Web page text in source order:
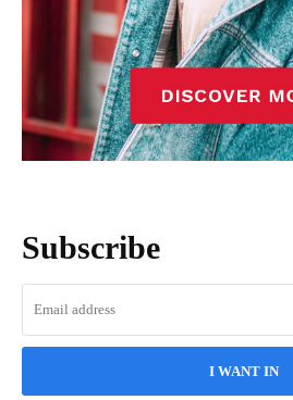
Subscribe
I WANT IN